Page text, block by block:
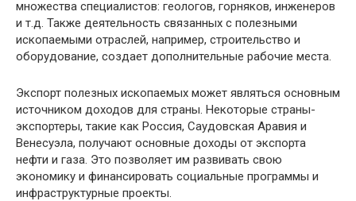
множества специалистов: геологов, горняков, инженеров
и т.д. Также деятельность связанных с полезными
ископаемыми отраслей, например, строительство и
оборудование, создает дополнительные рабочие места.
Экспорт полезных ископаемых может являться основным
источником доходов для страны. Некоторые страны-
экспортеры, такие как Россия, Саудовская Аравия и
Венесуэла, получают основные доходы от экспорта
нефти и газа. Это позволяет им развивать свою
экономику и финансировать социальные программы и
инфраструктурные проекты.